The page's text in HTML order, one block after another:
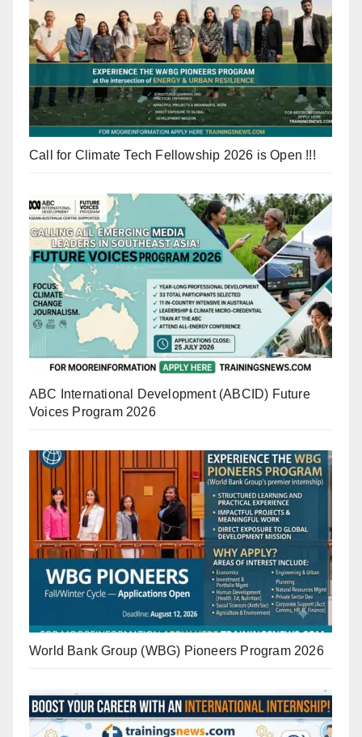
Call for Climate Tech Fellowship 2026 is Open !!!
ABC International Development (ABCID) Future
Voices Program 2026
World Bank Group (WBG) Pioneers Program 2026